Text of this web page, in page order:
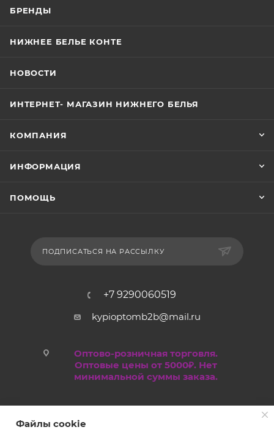
БРЕНДЫ
НИЖНЕЕ БЕЛЬЕ КОНТЕ
НОВОСТИ
ИНТЕРНЕТ- МАГАЗИН НИЖНЕГО БЕЛЬЯ
КОМПАНИЯ
ИНФОРМАЦИЯ
ПОМОЩЬ
ПОДПИСАТЬСЯ НА РАССЫЛКУ
+7 9290060519
kypioptomb2b@mail.ru
Оптово-розничная торговля.
Оптовые цены от 5000₽. Нет
минимальной суммы заказа.
Файлы cookie